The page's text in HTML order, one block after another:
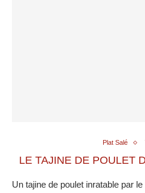
Plat Salé
LE TAJINE DE POULET
Un tajine de poulet inratable par